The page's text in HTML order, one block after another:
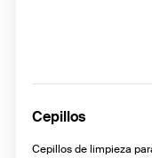
Cepillos
Cepillos de limpieza